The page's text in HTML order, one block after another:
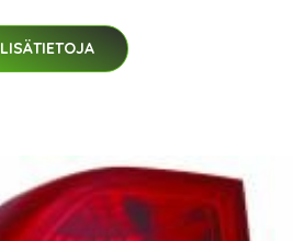
LISÄTIETOJA